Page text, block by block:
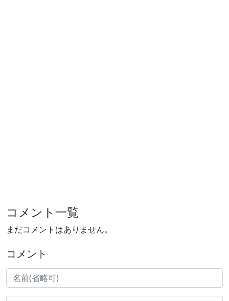
コメント一覧
まだコメントはありません。
コメント